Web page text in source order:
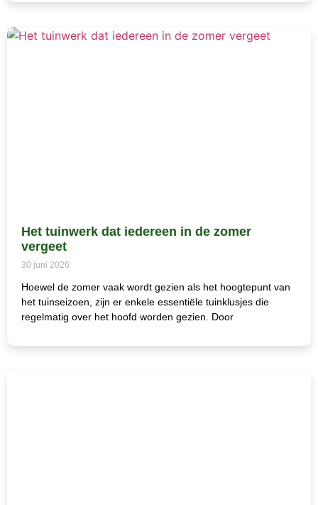
Het tuinwerk dat iedereen in de zomer
vergeet
30 juni 2026
Hoewel de zomer vaak wordt gezien als het hoogtepunt van
het tuinseizoen, zijn er enkele essentiële tuinklusjes die
regelmatig over het hoofd worden gezien. Door